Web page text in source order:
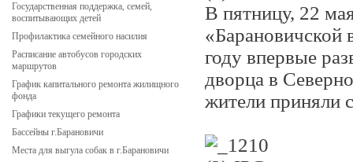
Государственная поддержка, семей,
воспитывающих детей
Профилактика семейного насилия
Расписание автобусов городских
маршрутов
График капитального ремонта жилищного
фонда
Графики текущего ремонта
Бассейны г.Барановичи
Места для выгула собак в г.Барановичи
В пятницу, 22
«Барановичской
году впервые
дворца в
жители приняли